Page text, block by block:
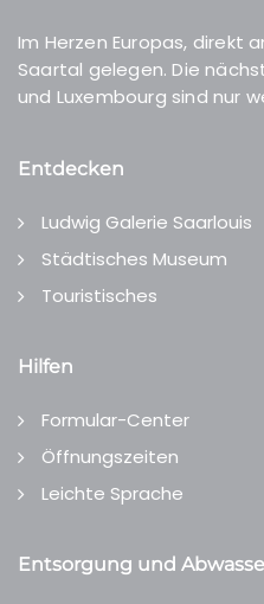
Im Herzen Europas, direkt
Saartal gelegen. Die
und Luxembourg sind nur
Entdecken
Ludwig Galerie Saarlouis
Städtisches Museum
Touristisches
Hilfen
Formular-Center
Öffnungszeiten
Leichte Sprache
Entsorgung und